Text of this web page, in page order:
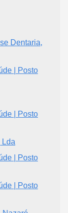
Dentaria,
| Posto
| Posto
Lda
| Posto
| Posto